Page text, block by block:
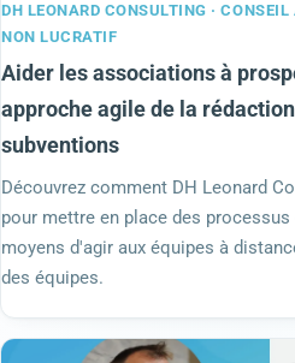
DH LEONARD CONSULTING ·
NON LUCRATIF
Aider les associations à
approche agile de la
subventions
Découvrez comment DH Leonard
pour mettre en place des
moyens d'agir aux équipes à
des équipes.